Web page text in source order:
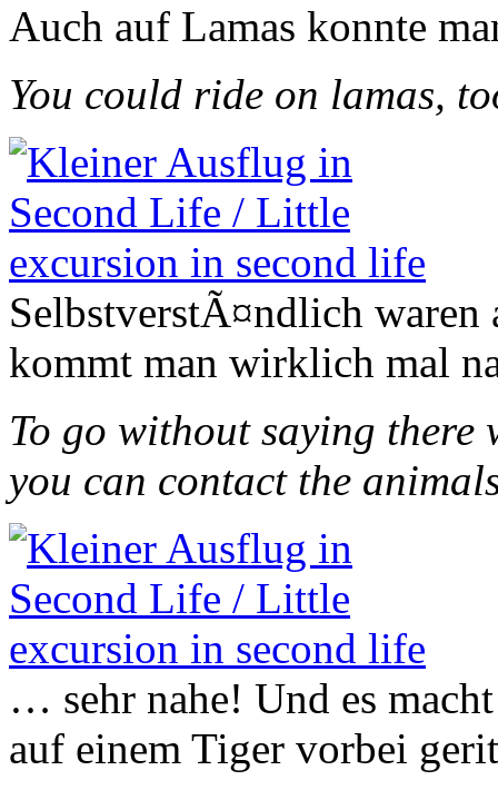
Auch auf Lamas konnte
You could ride on lamas,
SelbstverstÃ¤ndlich
kommt man wirklich mal
To go without saying there
you can contact the
… sehr nahe! Und es
auf einem Tiger vorbei